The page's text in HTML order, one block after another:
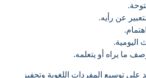
عن رأيه.
اليومية.
ما يراه أو يتعلمه.
على توسيع المفردات اللغوية وتحفيز